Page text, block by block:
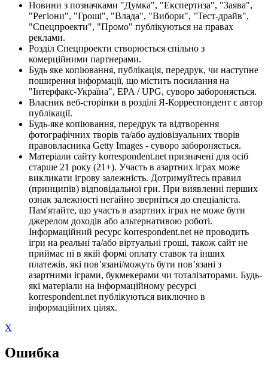
Новини з позначками "Думка", "Експертиза", "Заява",
"Регіони", "Гроші", "Влада", "Вибори", "Тест-драйв",
"Спецпроекти", "Промо" публікуються на правах
реклами.
Розділ Спецпроекти створюється спільно з
комерційними партнерами.
Будь яке копіювання, публікація, передрук, чи наступне
поширення інформації, що містить посилання на
"Інтерфакс-Україна", EPA / UPG, суворо забороняється.
Власник веб-сторінки в розділі Я-Корреспондент є автор
публікації.
Будь-яке копіювання, передрук та відтворення
фотографічних творів та/або аудіовізуальних творів
правовласника Getty Images - суворо забороняється.
Матеріали сайту korrespondent.net призначені для осіб
старше 21 року (21+). Участь в азартних іграх може
викликати ігрову залежність. Дотримуйтесь правил
(принципів) відповідальної гри. При виявленні перших
ознак залежності негайно зверніться до спеціаліста.
Пам'ятайте, що участь в азартних іграх не може бути
джерелом доходів або альтернативою роботі.
Інформаційний ресурс korrespondent.net не проводить
ігри на реальні та/або віртуальні гроші, також сайт не
приймає ні в якій формі оплату ставок та інших
платежів, які пов’язані/можуть бути пов’язані з
азартними іграми, букмекерами чи тоталізаторами. Будь-
які матеріали на інформаційному ресурсі
korrespondent.net публікуються виключно в
інформаційних цілях.
X
Ошибка